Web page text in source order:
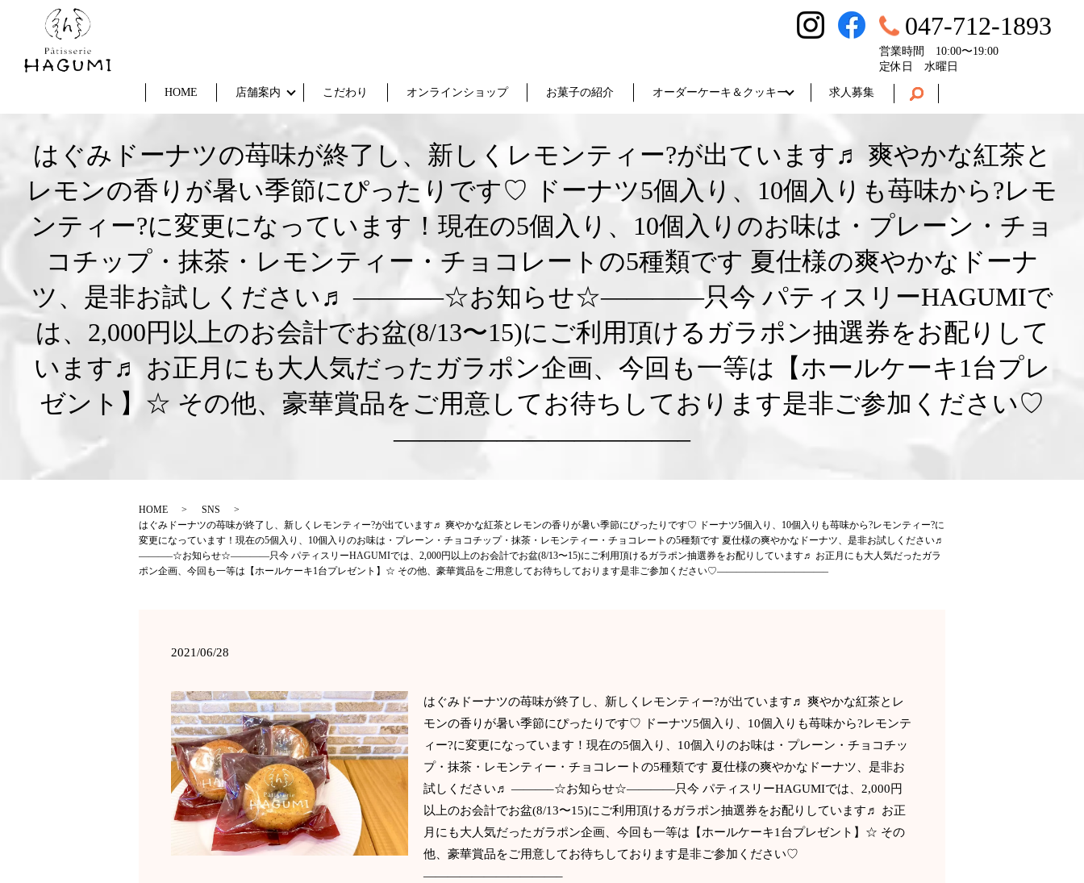
HOME 店舗案内 こだわり オンラインショップ お菓子の紹介 オーダーケーキ＆クッキー 求人募集
047-712-1893
営業時間 10:00〜19:00
定休日 水曜日
はぐみドーナツの苺味が終了し、新しくレモンティー?が出ています♬ 爽やかな紅茶と
レモンの香りが暑い季節にぴったりです♡ ドーナツ5個入り、10個入りも苺味から?レモ
ンティー?に変更になっています！現在の5個入り、10個入りのお味は・プレーン・チョ
コチップ・抹茶・レモンティー・チョコレートの5種類です 夏仕様の爽やかなドーナ
ツ、是非お試しください♬ ———–☆お知らせ☆————只今 パティスリーHAGUMIで
は、2,000円以上のお会計でお盆(8/13〜15)にご利用頂けるガラポン抽選券をお配りして
います♬ お正月にも大人気だったガラポン企画、今回も一等は【ホールケーキ1台プレ
ゼント】☆ その他、豪華賞品をご用意してお待ちしております是非ご参加ください♡
———————————–
HOME
SNS
はぐみドーナツの苺味が終了し、新しくレモンティー?が出ています♬ 爽やかな紅茶とレモンの香りが暑い季節にぴったりです♡ ドーナツ5個入り、10個入りも苺味から?レモンティー?に
変更になっています！現在の5個入り、10個入りのお味は・プレーン・チョコチップ・抹茶・レモンティー・チョコレートの5種類です 夏仕様の爽やかなドーナツ、是非お試しください♬
———–☆お知らせ☆————只今 パティスリーHAGUMIでは、2,000円以上のお会計でお盆(8/13〜15)にご利用頂けるガラポン抽選券をお配りしています♬ お正月にも大人気だったガラ
ポン企画、今回も一等は【ホールケーキ1台プレゼント】☆ その他、豪華賞品をご用意してお待ちしております是非ご参加ください♡———————————–
2021/06/28
はぐみドーナツの苺味が終了し、新しくレモンティー?が出ています♬ 爽やかな紅茶とレ
モンの香りが暑い季節にぴったりです♡ ドーナツ5個入り、10個入りも苺味から?レモンテ
ィー?に変更になっています！現在の5個入り、10個入りのお味は・プレーン・チョコチッ
プ・抹茶・レモンティー・チョコレートの5種類です 夏仕様の爽やかなドーナツ、是非お
試しください♬ ———–☆お知らせ☆————只今 パティスリーHAGUMIでは、2,000円
以上のお会計でお盆(8/13〜15)にご利用頂けるガラポン抽選券をお配りしています♬ お正
月にも大人気だったガラポン企画、今回も一等は【ホールケーキ1台プレゼント】☆ その
他、豪華賞品をご用意してお待ちしております是非ご参加ください♡
———————————–